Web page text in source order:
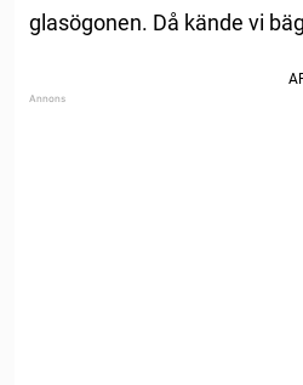
glasögonen. Då kände vi